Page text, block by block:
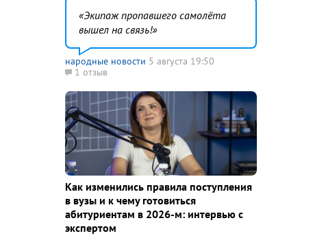
Экипаж пропавшего самолёта
вышел на связь!
народные новости 5 августа 19:50
1 отзыв
Как изменились правила поступления
в вузы и к чему готовиться
абитуриентам в 2026-м: интервью с
экспертом